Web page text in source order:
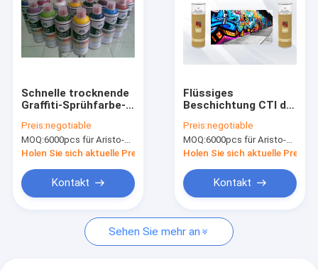
Über uns
Werksbesichtigung
Gewebesprühfarbe
Graffiti-Sprühfarbe
Acryl Sprühfarbe
Schnelle trocknende
Graffiti-Sprühfarbe-
weibliches
acrylsauerventil
Preis:negotiable
MOQ:6000pcs für Aristo-Marke, 15000pcs für Kundenmarke
Holen Sie sich aktuelle Preis
Kontakt
Flüssiges
Beschichtung CTI der
Farbgraffiti-
Sprühfarbe Acryl
Preis:negotiable
MOQ:6000pcs für Aristo-Marke, 15000pcs für Kundenmarke
Holen Sie sich aktuelle Preis
Kontakt
Sehen Sie mehr an